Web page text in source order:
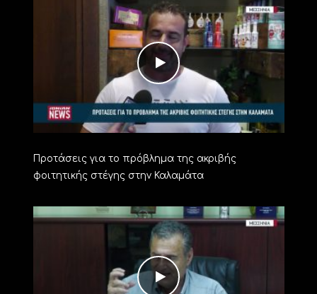
Προτάσεις για το πρόβλημα της ακριβής
φοιτητικής στέγης στην Καλαμάτα